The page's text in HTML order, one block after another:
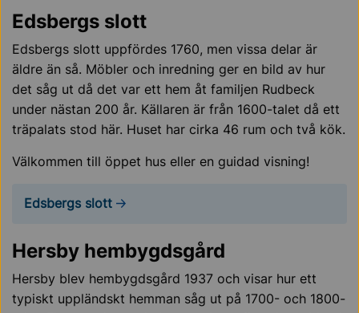
Edsbergs slott
Edsbergs slott uppfördes 1760, men vissa delar är
äldre än så. Möbler och inredning ger en bild av hur
det såg ut då det var ett hem åt familjen Rudbeck
under nästan 200 år. Källaren är från 1600-talet då ett
träpalats stod här. Huset har cirka 46 rum och två kök.
Välkommen till öppet hus eller en guidad visning!
Edsbergs slott
Hersby hembygdsgård
Hersby blev hembygdsgård 1937 och visar hur ett
typiskt uppländskt hemman såg ut på 1700- och 1800-